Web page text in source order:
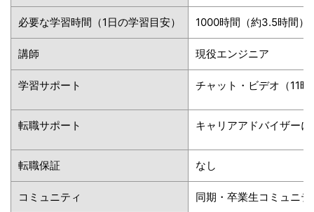
必要な学習時間（1日の学習目安） 1000時間（約3.5時間）
講師 現役エンジニア
学習サポート チャット・ビデオ（11
転職サポート キャリアアドバイザー
転職保証 なし
コミュニティ 同期・卒業生コミュニテ